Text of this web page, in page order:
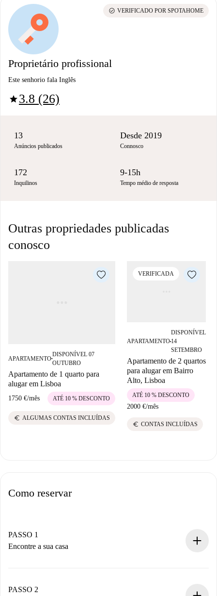
Proprietário profissional
Este senhorio fala Inglês
star3.8 (26)
check_circle VERIFICADO POR SPOTAHOME
13
Anúncios publicados
Desde 2019
Connosco
172
Inquilinos
9-15h
Tempo médio de resposta
Outras propriedades publicadas
conosco
APARTAMENTO■
DISPONÍVEL 07
OUTUBRO
Apartamento de 1 quarto para
alugar em Lisboa
1750 €/mês ATÉ 10 % DESCONTO
euro ALGUMAS CONTAS INCLUÍDAS
VERIFICADA
APARTAMENTO■
DISPONÍVEL
14
SETEMBRO
Apartamento de 2 quartos
para alugar em Bairro
Alto, Lisboa
2000 €/mês
ATÉ 10 % DESCONTO
euro CONTAS INCLUÍDAS
Como reservar
PASSO 1
Encontre a sua casa
Você tem todas as informações necessárias
PASSO 2